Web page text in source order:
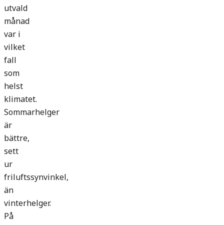
utvald
månad
var i
vilket
fall
som
helst
klimatet.
Sommarhelger
är
bättre,
sett
ur
friluftssynvinkel,
än
vinterhelger.
På